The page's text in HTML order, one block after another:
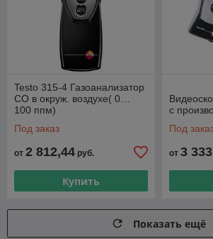
Testo 315-4 Газоанализатор
СО в окруж. воздухе( 0…
100 ппм)
Под заказ
от 2 812,44 руб.
Купить
с
Под
от 3
Показать ещё